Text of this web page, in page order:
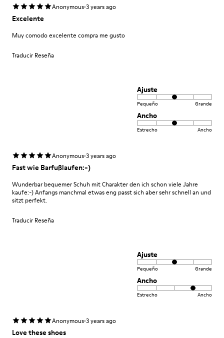
Anonymous·3 years ago
Excelente
Muy comodo excelente compra me gusto
Traducir Reseña
Ajuste
Pequeño Grande
Ancho
Estrecho Ancho
Anonymous·3 years ago
Fast wie Barfußlaufen:-)
Wunderbar bequemer Schuh mit Charakter den ich schon viele Jahre
kaufe:-) Anfangs manchmal etwas eng passt sich aber sehr schnell an und
sitzt perfekt.
Traducir Reseña
Ajuste
Pequeño Grande
Ancho
Estrecho Ancho
Anonymous·3 years ago
Love these shoes